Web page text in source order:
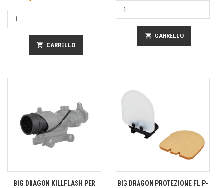
shopping_cart CARRELLO
shopping_cart CARRELLO
BIG DRAGON KILLFLASH PER
BIG DRAGON PROTEZIONE FLIP-